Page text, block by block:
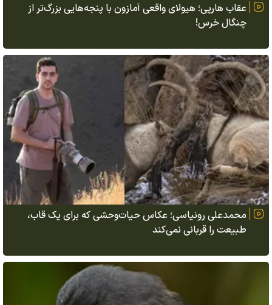
عقاب هارپی؛ هیولای واقعی آمازون با پنجه‌هایی بزرگ‌تر از
چنگال خرس!
محمدعلی رونیاسی؛ عکاس حیات‌وحشی که برای یک قاب،
طبیعت را قربانی نمی‌کند